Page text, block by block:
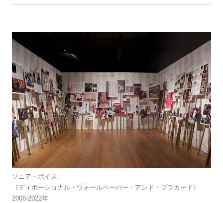
ソニア・ボイス
《ディボーショナル・ウォールペーパー・アンド・プラカード》
2008-2022年